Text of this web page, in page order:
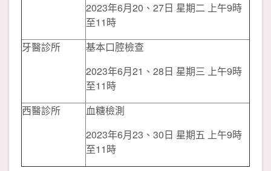
2023年6月20、27日 星期二 上午9時
至11時
牙醫診所
基本口腔檢查
2023年6月21、28日 星期三 上午9時
至11時
西醫診所
血糖檢測
2023年6月23、30日 星期五 上午9時
至11時